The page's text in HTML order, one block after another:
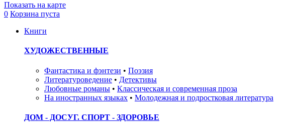
Показать на карте
0 Корзина пуста
Книги
ХУДОЖЕСТВЕННЫЕ
Фантастика и фэнтези • Поэзия
Литературоведение • Детективы
Любовные романы • Классическая и современная проза
На иностранных языках • Молодежная и подростковая литература
ДОМ - ДОСУГ. СПОРТ - ЗДОРОВЬЕ